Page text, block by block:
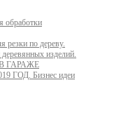
обработки
резки по дереву.
изделий.
ГАРАЖЕ
ГОД. Бизнес идеи